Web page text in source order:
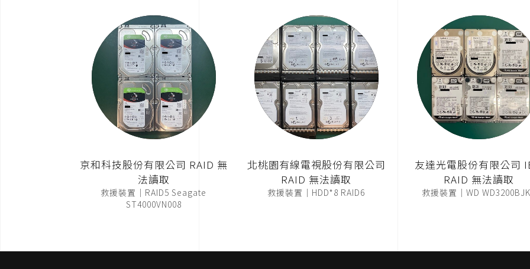
京和科技股份有限公司 RAID 無
法讀取
救援裝置｜RAID5 Seagate
ST4000VN008
北桃園有線電視股份有限公司
RAID 無法讀取
救援裝置｜HDD*8 RAID6
友達光電股份有限公司
RAID 無法讀取
救援裝置｜WD